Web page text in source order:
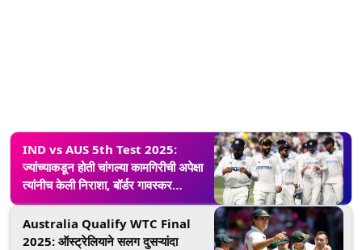
IND vs AUS 5th Test 2025:
ज्यांच्याकडून होती चांगल्या कामगिरीची अपेक्षा
त्यांनीच केली निराशा, बॉर्डर गावस्कर
ट्रॉफीतील हे 5 खेळाडू ठरले पराभवाचे दोषी
Australia Qualify WTC Final
2025: ऑस्ट्रेलियाने सलग दुसऱ्यांदा